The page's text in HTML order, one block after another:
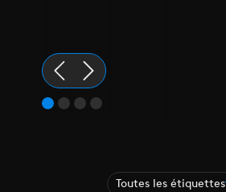
Toutes les étiquettes